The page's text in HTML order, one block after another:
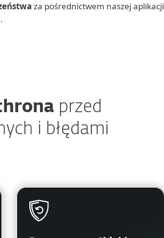
za pośrednictwem naszej aplikacji
przed
i błędami